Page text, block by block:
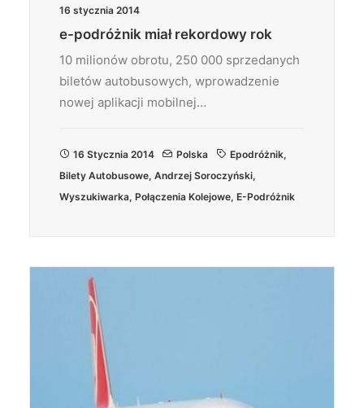
16 stycznia 2014
e-podróżnik miał rekordowy rok
10 milionów obrotu, 250 000 sprzedanych
biletów autobusowych, wprowadzenie
nowej aplikacji mobilnej…
16 Stycznia 2014 Polska Epodróżnik,
Bilety Autobusowe, Andrzej Soroczyński,
Wyszukiwarka, Połączenia Kolejowe, E-Podróżnik